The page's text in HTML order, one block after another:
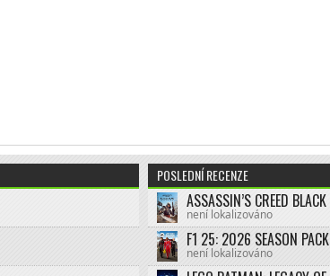
POSLEDNÍ RECENZE
není lokalizováno
F1 25: 2026 SEASON PACK
není lokalizováno